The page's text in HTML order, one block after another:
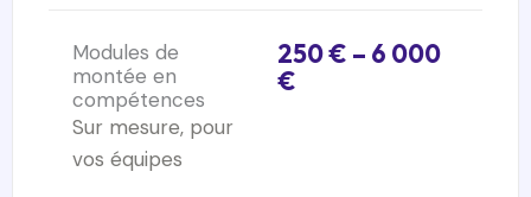
Modules de
montée en
compétences
Sur mesure, pour
vos équipes
250 € – 6 000
€